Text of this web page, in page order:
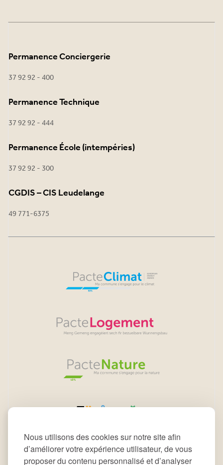
Nous utilisons des cookies sur notre site afin
d’améliorer votre expérience utilisateur, de vous
proposer du contenu personnalisé et d’analyser
Permanence Conciergerie
37 92 92 - 400
Permanence Technique
37 92 92 - 444
Permanence École (intempéries)
37 92 92 - 300
CGDIS – CIS Leudelange
49 771-6375